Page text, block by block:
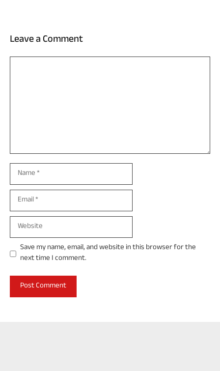
Leave a Comment
Comment
Name
Email
Website
Save my name, email, and website in this browser for the
next time I comment.